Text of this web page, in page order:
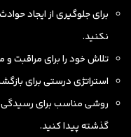
برای جلوگیری از ایجاد
نکنید.
تلاش خود را برای مراقبت و
استراتژی درستی برای
روشی مناسب برای رسیدگی
گذشته پیدا کنید.